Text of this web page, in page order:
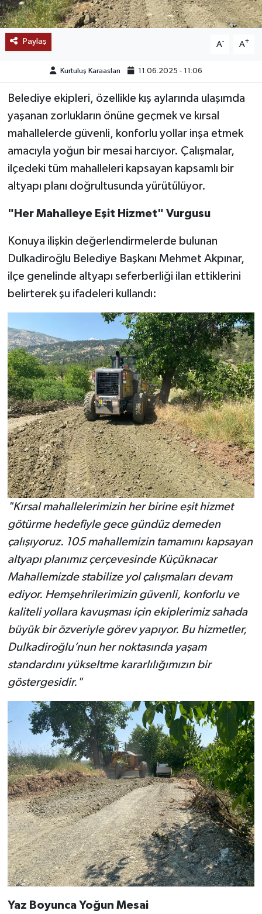
Paylaş A- A+
Kurtuluş Karaaslan 11.06.2025 - 11:06
Belediye ekipleri, özellikle kış aylarında ulaşımda
yaşanan zorlukların önüne geçmek ve kırsal
mahallelerde güvenli, konforlu yollar inşa etmek
amacıyla yoğun bir mesai harcıyor. Çalışmalar,
ilçedeki tüm mahalleleri kapsayan kapsamlı bir
altyapı planı doğrultusunda yürütülüyor.
"Her Mahalleye Eşit Hizmet" Vurgusu
Konuya ilişkin değerlendirmelerde bulunan
Dulkadiroğlu Belediye Başkanı Mehmet Akpınar,
ilçe genelinde altyapı seferberliği ilan ettiklerini
belirterek şu ifadeleri kullandı:
"Kırsal mahallelerimizin her birine eşit hizmet
götürme hedefiyle gece gündüz demeden
çalışıyoruz. 105 mahallemizin tamamını kapsayan
altyapı planımız çerçevesinde Küçüknacar
Mahallemizde stabilize yol çalışmaları devam
ediyor. Hemşehrilerimizin güvenli, konforlu ve
kaliteli yollara kavuşması için ekiplerimiz sahada
büyük bir özveriyle görev yapıyor. Bu hizmetler,
Dulkadiroğlu’nun her noktasında yaşam
standardını yükseltme kararlılığımızın bir
göstergesidir."
Yaz Boyunca Yoğun Mesai
POPÜLER
DÜNYA
TREND
MEDYA
TEKNOLOJİ
YAŞAM
KÜLTÜR SANAT